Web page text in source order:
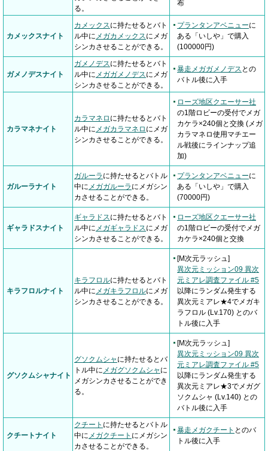
る。
布
カメックスナイト
カメックス に持たせるとバト
ル中に メガカメックス にメガ
シンカさせることができる。
プランタンアベニューに
ある「いしや」で購入
(100000円)
ガメノデスナイト
ガメノデス に持たせるとバト
ル中に メガガメノデス にメガ
シンカさせることができる。
暴走メガガメノデス との
バトル後に入手
カラマネナイト
カラマネロ に持たせるとバト
ル中に メガカラマネロ にメガ
シンカさせることができる。
ローズ地区クエーサー社
の1階ロビーの受付でメガ
カケラ×240個と交換 (メガ
カラマネロ使用マチエー
ル戦後にラインナップ追
加)
ガルーラナイト
ガルーラ に持たせるとバトル
中に メガガルーラ にメガシン
カさせることができる。
プランタンアベニューに
ある「いしや」で購入
(70000円)
ギャラドスナイト
ギャラドス に持たせるとバト
ル中に メガギャラドス にメガ
シンカさせることができる。
ローズ地区クエーサー社
の1階ロビーの受付でメガ
カケラ×240個と交換
キラフロルナイト
キラフロルに持たせるとバト
ル中に メガキラフロルにメガ
シンカさせることができる。
[M次元ラッシュ]
異次元ミッション09 異次
元ミアレ調査ファイル #5
以降にランダム発生する
異次元ミアレ★4でメガキ
ラフロル (Lv.170) とのバ
トル後に入手
グソクムシャナイト
グソクムシャ に持たせるとバ
トル中に メガグソクムシャ に
メガシンカさせることができ
る。
[M次元ラッシュ]
異次元ミッション09 異次
元ミアレ調査ファイル #5
以降にランダム発生する
異次元ミアレ★3でメガグ
ソクムシャ (Lv.140) との
バトル後に入手
クチートナイト
クチート に持たせるとバトル
中に メガクチート にメガシン
カさせることができる。
暴走メガクチート とのバ
トル後に入手